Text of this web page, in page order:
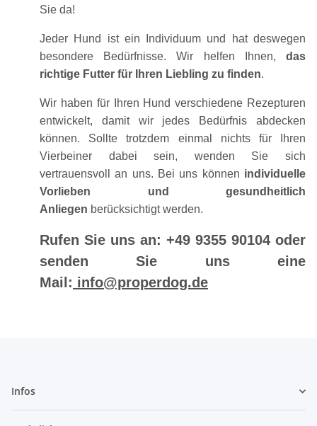
Sie da!
Jeder Hund ist ein Individuum und hat deswegen
besondere Bedürfnisse. Wir helfen Ihnen,
das
richtige Futter für Ihren Liebling zu finden.
Wir haben für Ihren Hund verschiedene Rezepturen
entwickelt, damit wir jedes Bedürfnis abdecken
können. Sollte trotzdem einmal nichts für Ihren
Vierbeiner dabei sein, wenden Sie sich
vertrauensvoll an uns. Bei uns können individuelle
Vorlieben und gesundheitlich
Anliegen berücksichtigt werden.
Rufen Sie uns an: +49 9355 90104 oder
senden Sie uns eine
Mail: info@properdog.de
Infos